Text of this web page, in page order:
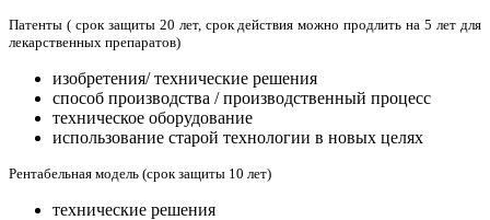
Патенты ( срок защиты 20 лет, срок действия можно продлить на 5 лет для
лекарственных препаратов)
изобретения/ технические решения
способ производства / производственный процесс
техническое оборудование
использование старой технологии в новых целях
Рентабельная модель (срок защиты 10 лет)
технические решения